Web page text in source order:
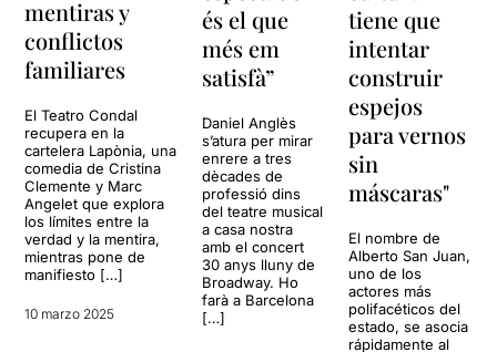
mentiras y
conflictos
familiares
El Teatro Condal
recupera en la
cartelera Lapònia, una
comedia de Cristina
Clemente y Marc
Angelet que explora
los límites entre la
verdad y la mentira,
mientras pone de
manifiesto […]
10 marzo 2025
és el que
més em
satisfà”
Daniel Anglès
s’atura per mirar
enrere a tres
dècades de
professió dins
del teatre musical
a casa nostra
amb el concert
30 anys lluny de
Broadway. Ho
farà a Barcelona
[…]
tiene que
intentar
construir
espejos
para vernos
sin
máscaras"
El nombre de
Alberto San Juan,
uno de los
actores más
polifacéticos del
estado, se asocia
rápidamente al